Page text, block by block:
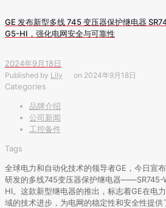
GE 发布新型多线 745 变压器保护继电器
G5-HI，强化电网安全与可靠性
2024年9月18日
Published by Lily on 2024年9月18日
Categories
品牌介绍
公司新闻
工控备件
Tags
全球电力和自动化技术的领导者GE，今日宣
研发的多线745变压器保护继电器
HI。这款新型继电器的推出，标志着GE在电
域的技术进步，为电网的稳定性和安全性提供